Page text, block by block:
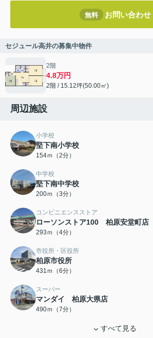
無料 お問い合わせ
セジュール高井の募集中物件
2階
4.8万円
2階 / 15.12坪(50.00㎡)
周辺施設
小学校
堅下南小学校
154ｍ（2分）
中学校
堅下南中学校
200ｍ（3分）
コンビニエンスストア
ローソンストア100 柏原安堂町店
293ｍ（4分）
市役所・区役所
柏原市役所
431ｍ（6分）
スーパー
マンダイ 柏原大県店
490ｍ（7分）
すべて見る